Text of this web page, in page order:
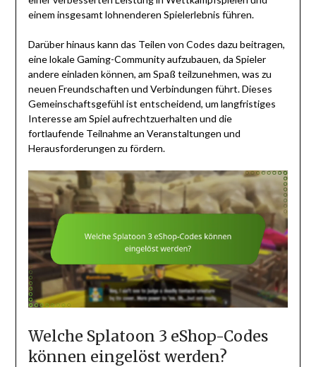
einem insgesamt lohnenderen Spielerlebnis führen.
Darüber hinaus kann das Teilen von Codes dazu beitragen,
eine lokale Gaming-Community aufzubauen, da Spieler
andere einladen können, am Spaß teilzunehmen, was zu
neuen Freundschaften und Verbindungen führt. Dieses
Gemeinschaftsgefühl ist entscheidend, um langfristiges
Interesse am Spiel aufrechtzuerhalten und die
fortlaufende Teilnahme an Veranstaltungen und
Herausforderungen zu fördern.
Welche Splatoon 3 eShop-Codes
können eingelöst werden?